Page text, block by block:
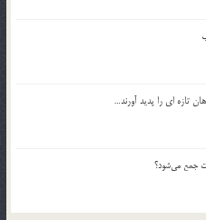
تازه ای را پدید آورند…
جمع می‌شود؟